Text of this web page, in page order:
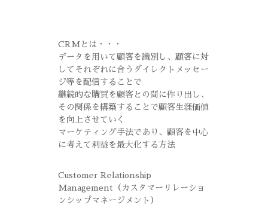
CRMとは・・・
データを用いて顧客を識別し、顧客に対
してそれぞれに合うダイレクトメッセー
ジ等を配信することで
継続的な購買を顧客との間に作り出し、
その関係を構築することで顧客生涯価値
を向上させていく
マーケティング手法であり、顧客を中心
に考えて利益を最大化する方法
Customer Relationship
Management（カスタマーリレーショ
ンシップマネージメント）